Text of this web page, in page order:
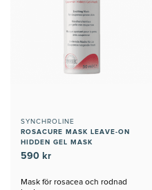
SYNCHROLINE
ROSACURE MASK LEAVE-ON
HIDDEN GEL MASK
590 kr
Mask för rosacea och rodnad